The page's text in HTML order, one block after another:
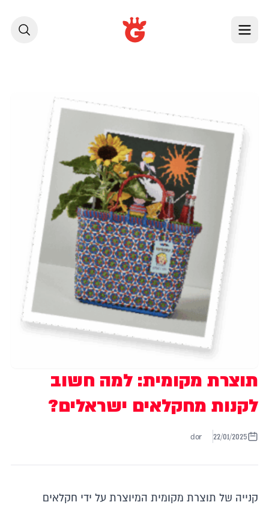
תוצרת מקומית: למה חשוב
לקנות מחקלאים ישראלים?
22/01/2025
dor
קנייה של תוצרת מקומית המיוצרת על ידי חקלאים